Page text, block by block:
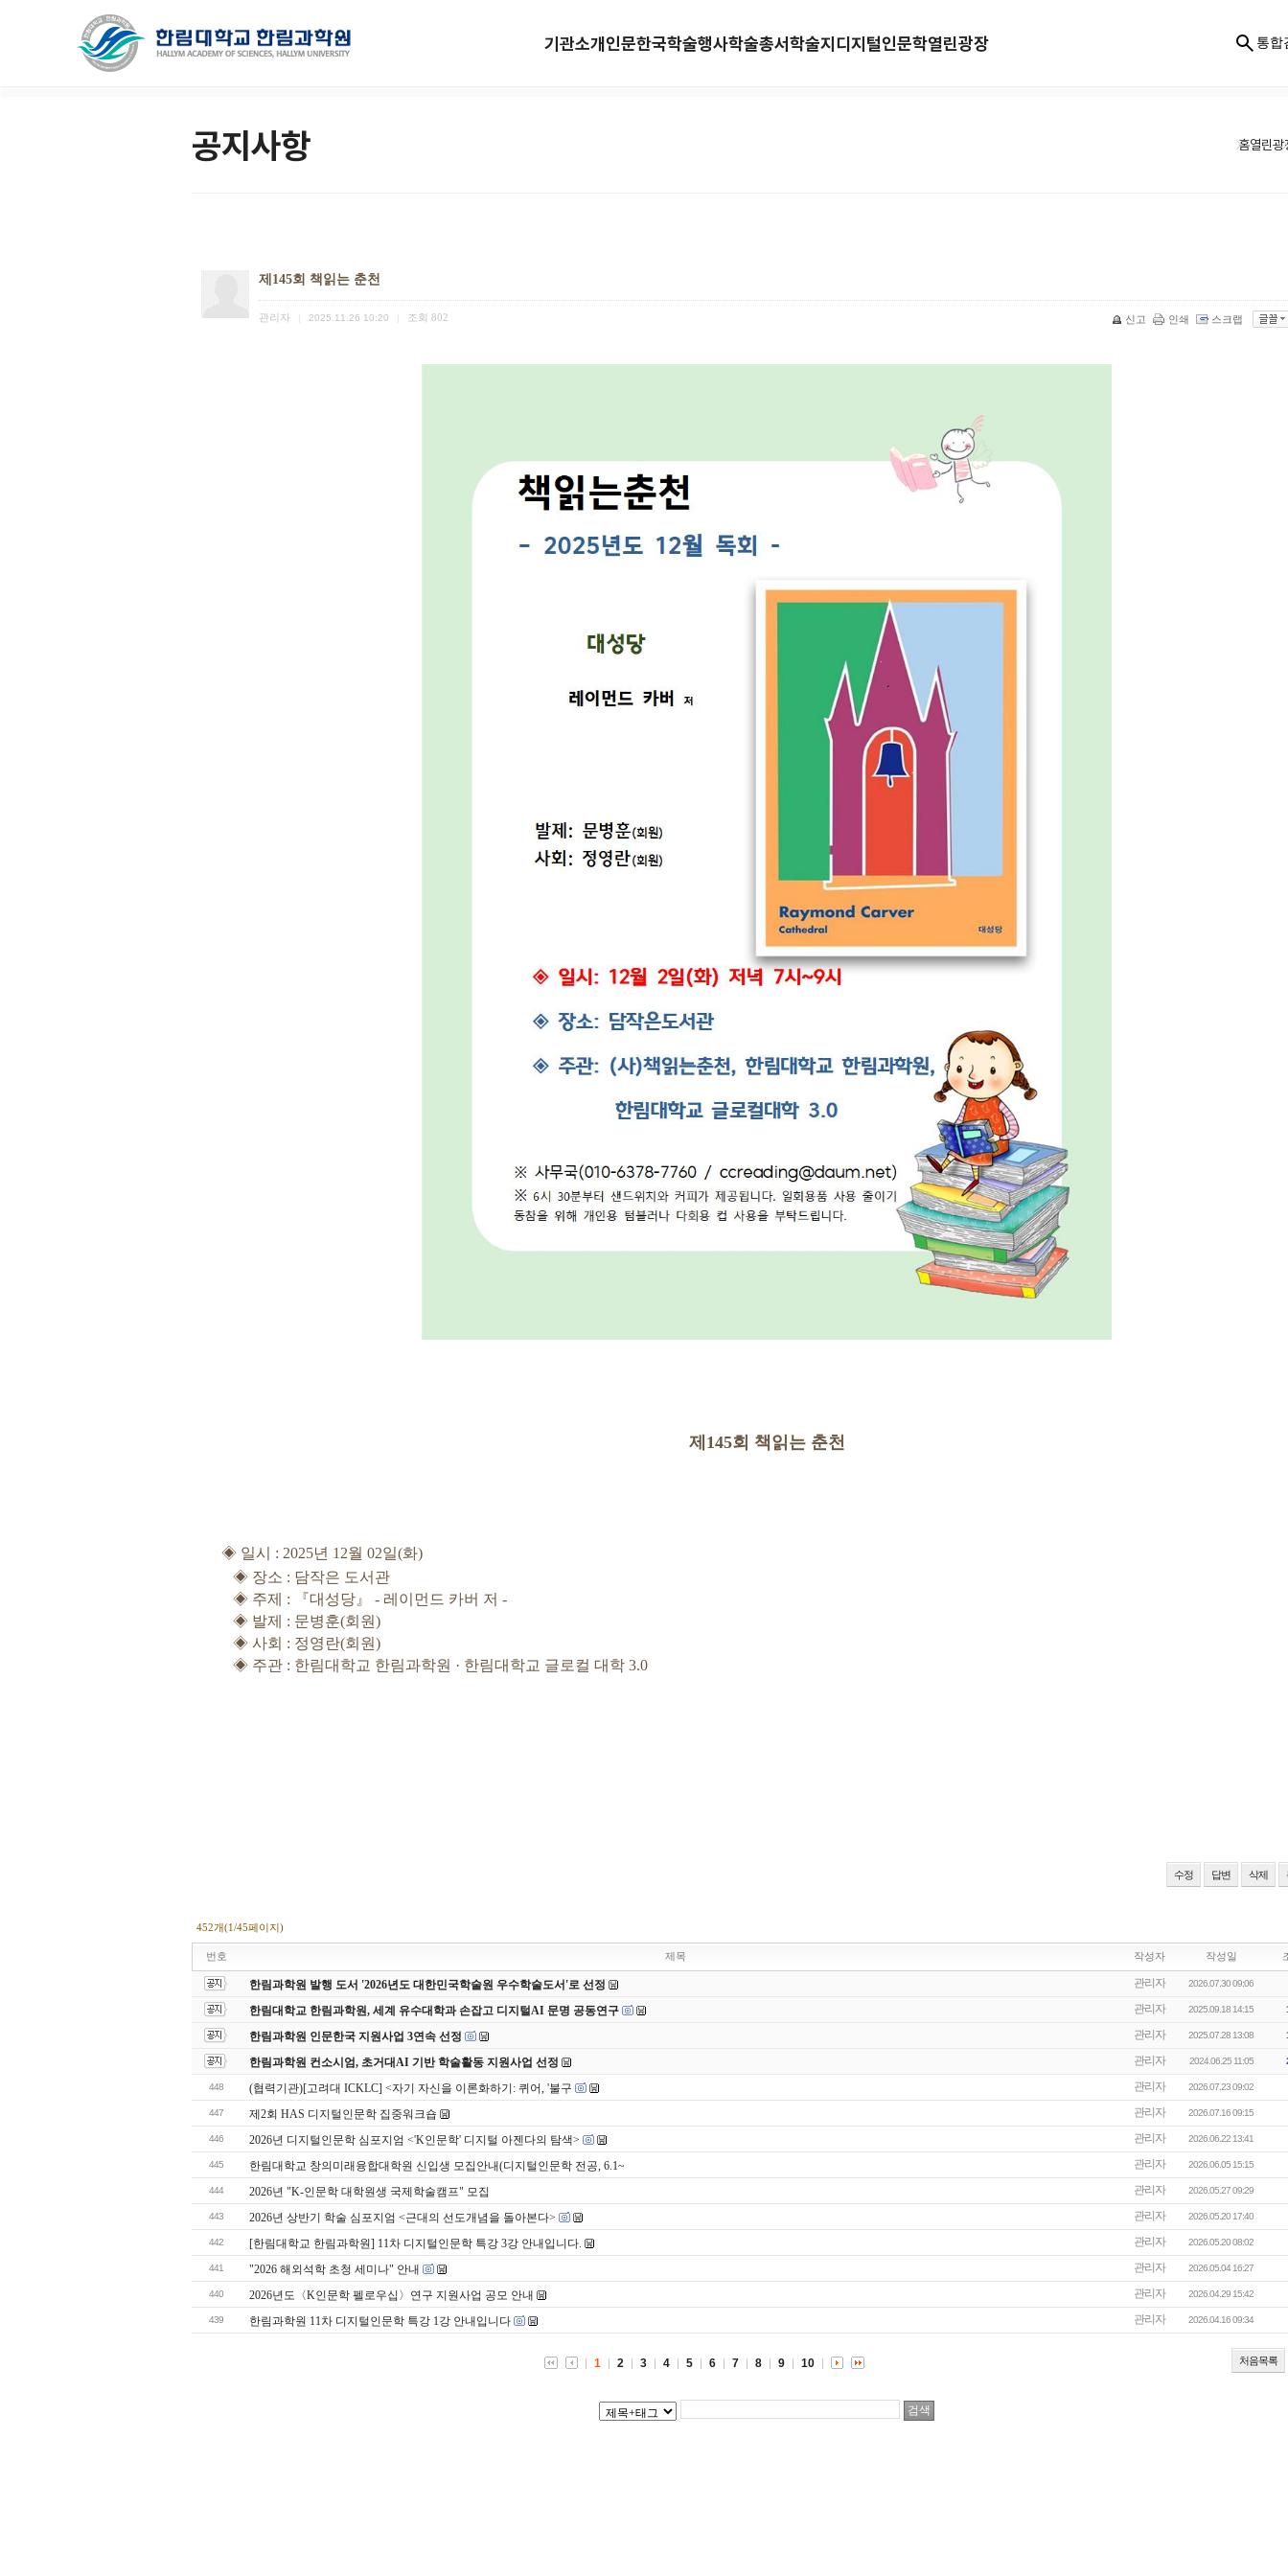
기관소개인문한국학술행사학술총서학술지디지털인문학열린광장 통합
공지사항 홈열린광
제145회 책읽는 춘천
관리자 2025.11.26 10:20 조회 802 신고 인쇄 스크랩
제 145회 책읽는 춘천
◈ 일시 : 2025년 12월 02일(화)
◈ 장소 : 담작은 도서관
◈ 주제 : 『대성당 』- 레이먼드 카버 저-
◈ 발제 : 문병훈(회원)
◈사회 : 정영란(회원)
◈ 주관 : 한림대학교 한림과학원 · 한림대학교 글로컬 대학 3.0
수정 답변 삭제
452개(1/45페이지)
번호 제목 작성자 작성일
한림과학원 발행 도서 '2026년도 대한민국학술원 우수학술도서'로 선정 관리자 2026.07.30 09:06
한림대학교 한림과학원, 세계 유수대학과 손잡고 디지털AI 문명 공동연구 관리자 2025.09.18 14:15
한림과학원 인문한국 지원사업 3연속 선정 관리자 2025.07.28 13:08
한림과학원 컨소시엄, 초거대AI 기반 학술활동 지원사업 선정 관리자 2024.06.25 11:05
448 (협력기관)[고려대 ICKLC] <자기 자신을 이론화하기: 퀴어, '불구 관리자 2026.07.23 09:02
447 제2회 HAS 디지털인문학 집중워크숍 관리자 2026.07.16 09:15
446 2026년 디지털인문학 심포지엄 <'K인문학' 디지털 아젠다의 탐색> 관리자 2026.06.22 13:41
445 한림대학교 창의미래융합대학원 신입생 모집안내(디지털인문학 전공, 6.1~ 관리자 2026.06.05 15:15
444 2026년 "K-인문학 대학원생 국제학술캠프" 모집 관리자 2026.05.27 09:29
443 2026년 상반기 학술 심포지엄 <근대의 선도개념을 돌아본다> 관리자 2026.05.20 17:40
442 [한림대학교 한림과학원] 11차 디지털인문학 특강 3강 안내입니다. 관리자 2026.05.20 08:02
441 "2026 해외석학 초청 세미나" 안내 관리자 2026.05.04 16:27
440 2026년도〈K인문학 펠로우십〉연구 지원사업 공모 안내 관리자 2026.04.29 15:42
439 한림과학원 11차 디지털인문학 특강 1강 안내입니다 관리자 2026.04.16 09:34
처음목록
1 2 3 4 5 6 7 8 9 10